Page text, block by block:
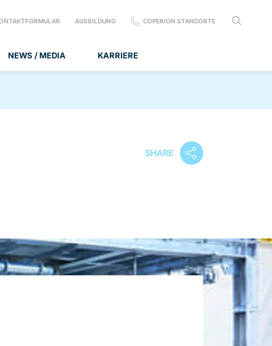
NEWS / MEDIA KARRIERE
AUSBILDUNG COPERION STANDORTE
SHARE